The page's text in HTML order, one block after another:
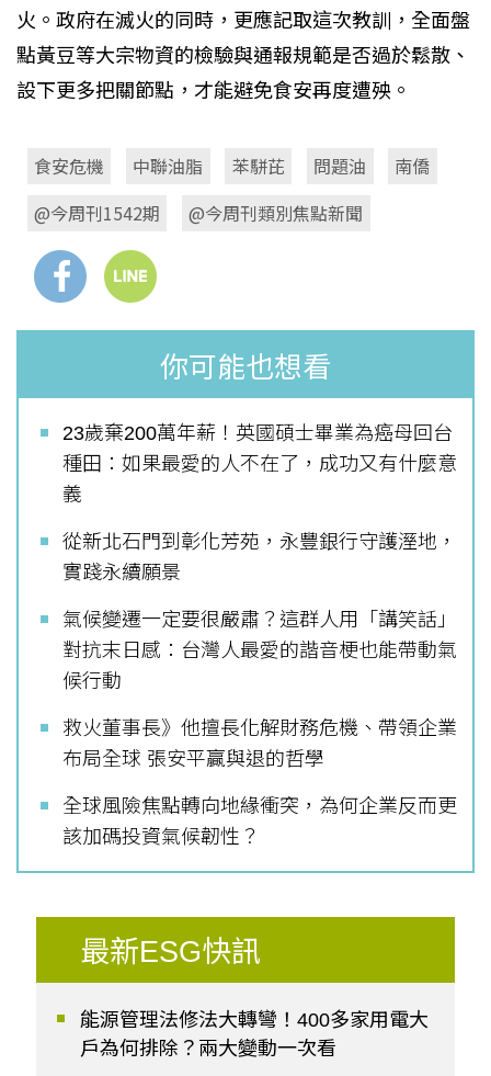
火。政府在滅火的同時，更應記取這次教訓，全面盤
點黃豆等大宗物資的檢驗與通報規範是否過於鬆散、
設下更多把關節點，才能避免食安再度遭殃。
食安危機 中聯油脂 苯駢芘 問題油
南僑
@今周刊1542期
@今周刊類別焦點新聞
你可能也想看
23歲棄200萬年薪！英國碩士畢業為癌母回台
種田：如果最愛的人不在了，成功又有什麼意
義
從新北石門到彰化芳苑，永豐銀行守護溼地，
實踐永續願景
氣候變遷一定要很嚴肅？這群人用「講笑話」
對抗末日感：台灣人最愛的諧音梗也能帶動氣
候行動
救火董事長》他擅長化解財務危機、帶領企業
布局全球 張安平贏與退的哲學
全球風險焦點轉向地緣衝突，為何企業反而更
該加碼投資氣候韌性？
最新ESG快訊
能源管理法修法大轉彎！400多家用電大
戶為何排除？兩大變動一次看